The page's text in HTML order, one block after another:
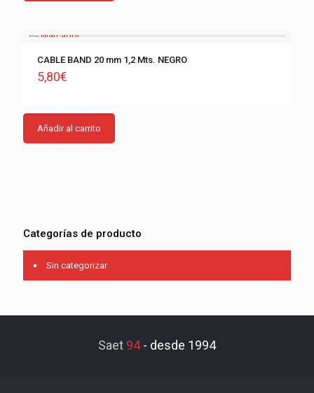
CABLE BAND 20 mm 1,2 Mts. NEGRO
5,80€
Añadir al carrito
Categorías de producto
Sin categorizar
Saet 94- desde 1994